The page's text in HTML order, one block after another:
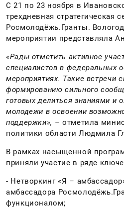
С 21 по 23 ноября в
трехдневная стратегическая
Росмолодёжь.Гранты.
мероприятии представляла
«Рады отметить активное
специалистов в федеральных
мероприятиях. Такие встречи
формированию сильного
готовых делиться знаниями и
молодежи в освоении
поддержки», – отметила
политики области Людмила
В рамках насыщенной
приняли участие в ряде
- Нетворкинг «Я –
амбассадора
функционалом;